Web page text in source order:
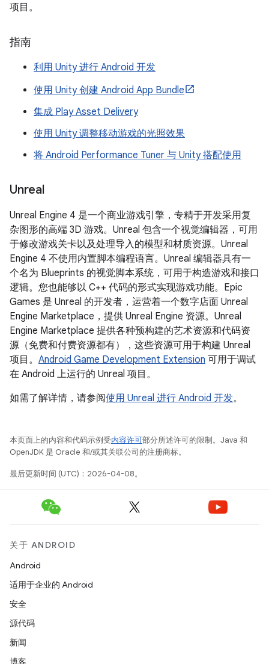
项目。
指南
利用 Unity 进行 Android 开发
使用 Unity 创建 Android App Bundle
集成 Play Asset Delivery
使用 Unity 调整移动游戏的光照效果
将 Android Performance Tuner 与 Unity 搭配使用
Unreal
Unreal Engine 4 是一个商业游戏引擎，专精于开发采用复
杂图形的高端 3D 游戏。Unreal 包含一个视觉编辑器，可用
于修改游戏关卡以及处理导入的模型和材质资源。Unreal
Engine 4 不使用内置脚本编程语言。Unreal 编辑器具有一
个名为 Blueprints 的视觉脚本系统，可用于构造游戏和接口
逻辑。您也能够以 C++ 代码的形式实现游戏功能。Epic
Games 是 Unreal 的开发者，运营着一个数字店面 Unreal
Engine Marketplace，提供 Unreal Engine 资源。Unreal
Engine Marketplace 提供各种预构建的艺术资源和代码资
源（免费和付费资源都有），这些资源可用于构建 Unreal
项目。 Android Game Development Extension 可用于调试
在 Android 上运行的 Unreal 项目。
如需了解详情，请参阅使用 Unreal 进行 Android 开发。
本页面上的内容和代码示例受内容许可部分所述许可的限制。Java 和
OpenJDK 是 Oracle 和/或其关联公司的注册商标。
最后更新时间 (UTC)：2026-04-08。
关于 ANDROID
Android
适用于企业的 Android
安全
源代码
新闻
博客